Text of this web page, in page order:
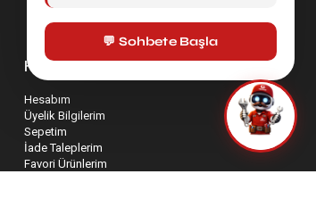
Hesabım
Hesabım
Üyelik Bilgilerim
Sepetim
İade Taleplerim
Favori Ürünlerim
💬 Sohbete Başla